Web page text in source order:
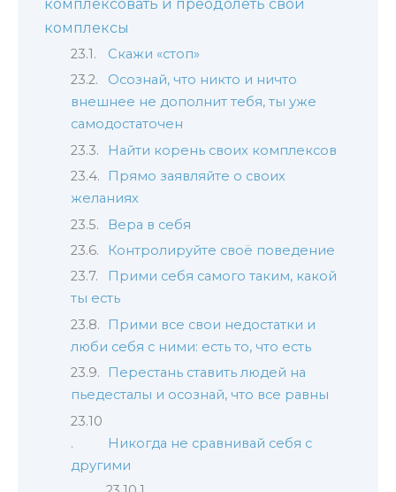
комплексовать и преодолеть свои
комплексы
Скажи «стоп»
Осознай, что никто и ничто
внешнее не дополнит тебя, ты уже
самодостаточен
Найти корень своих комплексов
Прямо заявляйте о своих
желаниях
Вера в себя
Контролируйте своё поведение
Прими себя самого таким, какой
ты есть
Прими все свои недостатки и
люби себя с ними: есть то, что есть
Перестань ставить людей на
пьедесталы и осознай, что все равны
Никогда не сравнивай себя с
другими